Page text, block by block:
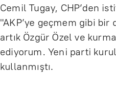
Cemil Tugay, CHP’den
"AKP’ye geçmem gibi
artık Özgür Özel ve
ediyorum. Yeni parti
kullanmıştı.